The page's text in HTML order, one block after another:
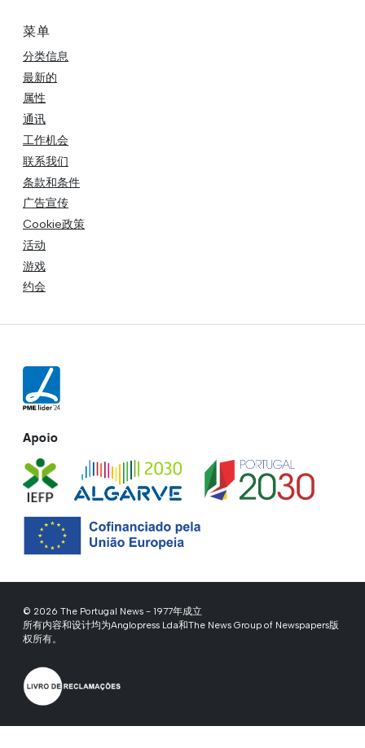
菜单
分类信息
最新的
属性
通讯
工作机会
联系我们
条款和条件
广告宣传
Cookie政策
活动
游戏
约会
Apoio
© 2026 The Portugal News - 1977年成立
所有内容和设计均为Anglopress Lda和The News Group of Newspapers版
权所有。